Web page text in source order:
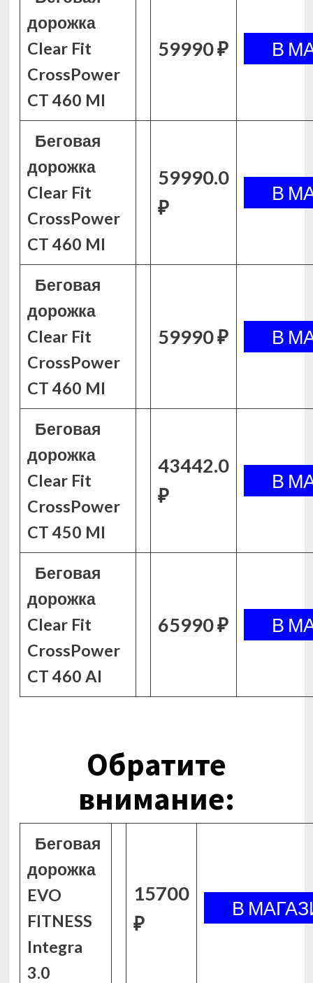
дорожка
Clear Fit
CrossPower
CT 460 MI
59990 ₽
Беговая
дорожка
Clear Fit
CrossPower
CT 460 MI
59990.0
₽
Беговая
дорожка
Clear Fit
CrossPower
CT 460 MI
59990 ₽
Беговая
дорожка
Clear Fit
CrossPower
CT 450 MI
43442.0
₽
Беговая
дорожка
Clear Fit
CrossPower
CT 460 AI
65990 ₽
Обратите
внимание:
Беговая
дорожка
EVO
FITNESS
Integra
3.0
15700
₽